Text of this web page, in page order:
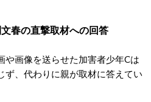
春の直撃取材への回答
や画像を送らせた加害者少年Cは
ず、代わりに親が取材に答えてい